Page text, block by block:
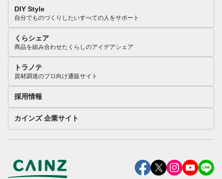
DIY Style
自分でものづくりしたいすべての人をサポート
くらシェア
商品を組み合わせたくらしのアイデアシェア
トラノテ
資材調達のプロ向け通販サイト
採用情報
カインズ 企業サイト